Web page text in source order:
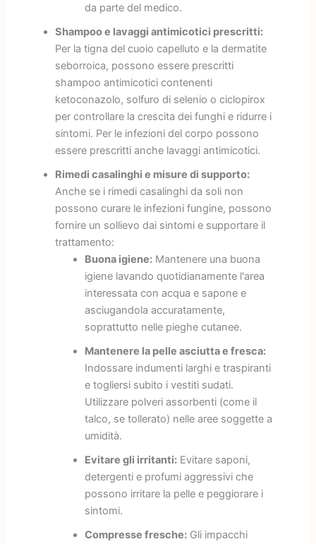
da parte del medico.
Shampoo e lavaggi antimicotici prescritti:
Per la tigna del cuoio capelluto e la dermatite
seborroica, possono essere prescritti
shampoo antimicotici contenenti
ketoconazolo, solfuro di selenio o ciclopirox
per controllare la crescita dei funghi e ridurre i
sintomi. Per le infezioni del corpo possono
essere prescritti anche lavaggi antimicotici.
Rimedi casalinghi e misure di supporto:
Anche se i rimedi casalinghi da soli non
possono curare le infezioni fungine, possono
fornire un sollievo dai sintomi e supportare il
trattamento:
Buona igiene:Mantenere una buona
igiene lavando quotidianamente l'area
interessata con acqua e sapone e
asciugandola accuratamente,
soprattutto nelle pieghe cutanee.
Mantenere la pelle asciutta e fresca:
Indossare indumenti larghi e traspiranti
e togliersi subito i vestiti sudati.
Utilizzare polveri assorbenti (come il
talco, se tollerato) nelle aree soggette a
umidità.
Evitare gli irritanti:Evitare saponi,
detergenti e profumi aggressivi che
possono irritare la pelle e peggiorare i
sintomi.
Compresse fresche:Gli impacchi